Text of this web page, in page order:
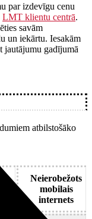
par izdevīgu cenu
LMT klientu centrā.
savām
un iekārtu. Iesakām
jautājumu gadījumā
atbilstošāko
Neierobežots
mobilais
internets